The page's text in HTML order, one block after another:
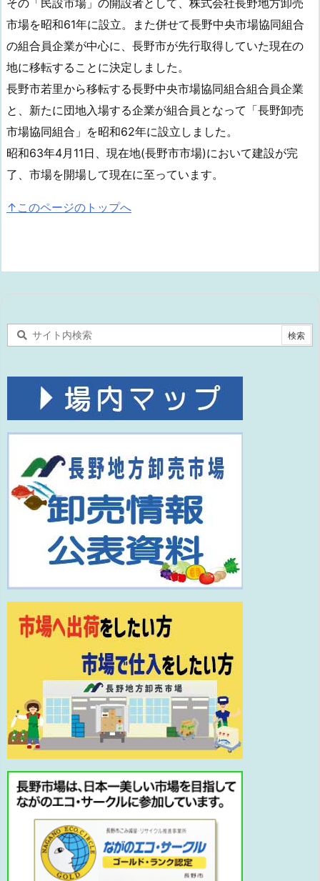
その「民設市場」の開設者として、株式会社長野地方卸売
市場を昭和61年に設立。また併せて長野中央市場協同組合
の組合員企業が中心に、長野市が先行取得していた現在の
地に移転することに決定しました。
長野市若里から移転する長野中央市場協同組合組合員企業
と、新たに団地入場する企業が組合員となって「長野卸売
市場協同組合」を昭和62年に設立しました。
昭和63年4月11日、現在地(長野市市場)において建設が完
了、市場を開場して現在に至っています。
↑このページのトップへ